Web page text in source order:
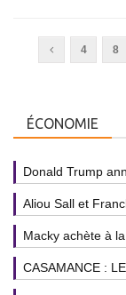
4 8
ÉCONOMIE
Donald Trump
Aliou Sall et
Macky achète à
CASAMANCE :